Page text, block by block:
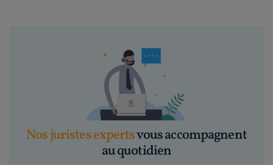
Nos juristes expertsvous accompagnent
au quotidien